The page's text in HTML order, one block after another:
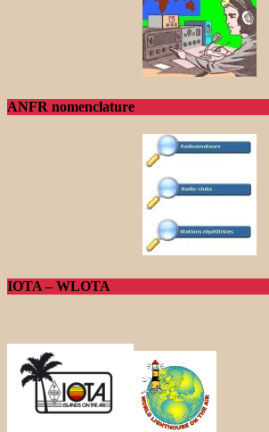
ANFR nomenclature
IOTA – WLOTA